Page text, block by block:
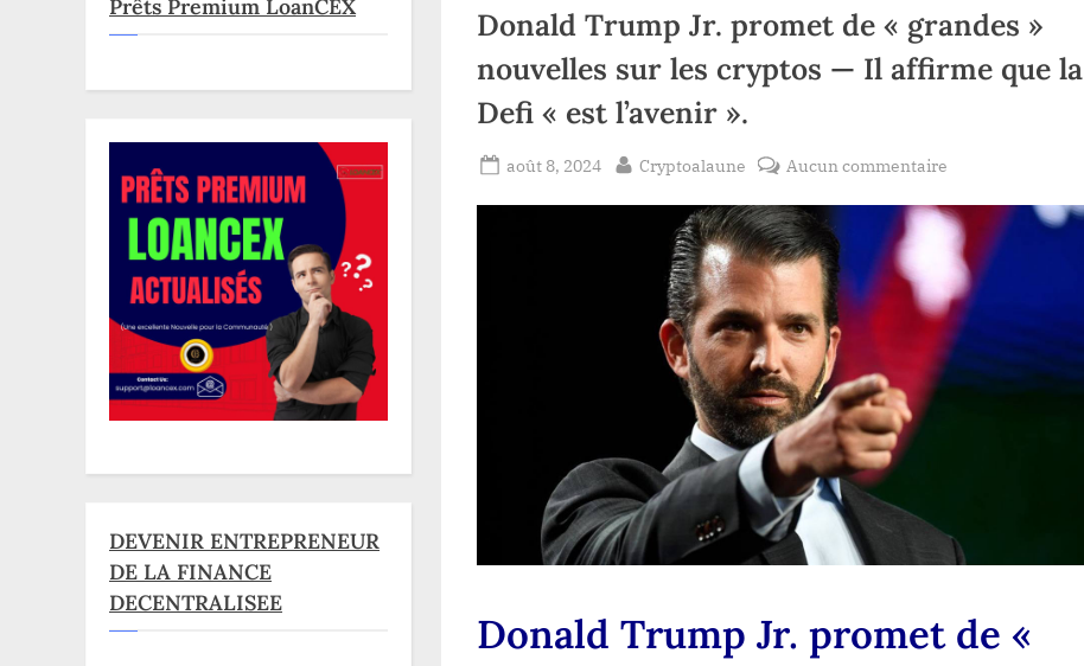
Donald Trump Jr. promet de « grandes »
nouvelles sur les cryptos — Il affirme que la
Defi « est l’avenir ».
Posted
août 8, 2024 By
Cryptoalaune Aucun commentaire
Trump
Jr.
promet
de
«
grandes
—
que
Donald Trump Jr. promet de «
Prêts Premium LoanCEX
DEVENIR ENTREPRENEUR
DE LA FINANCE
DECENTRALISEE